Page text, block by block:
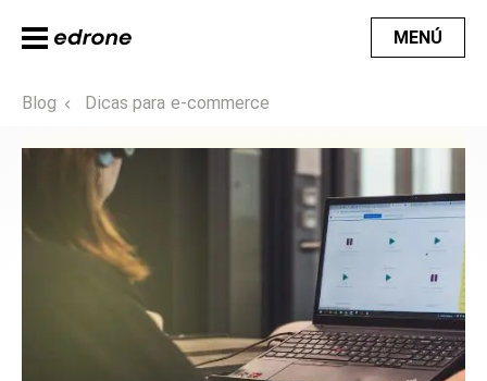
MENÚ
Blog Dicas para e-commerce